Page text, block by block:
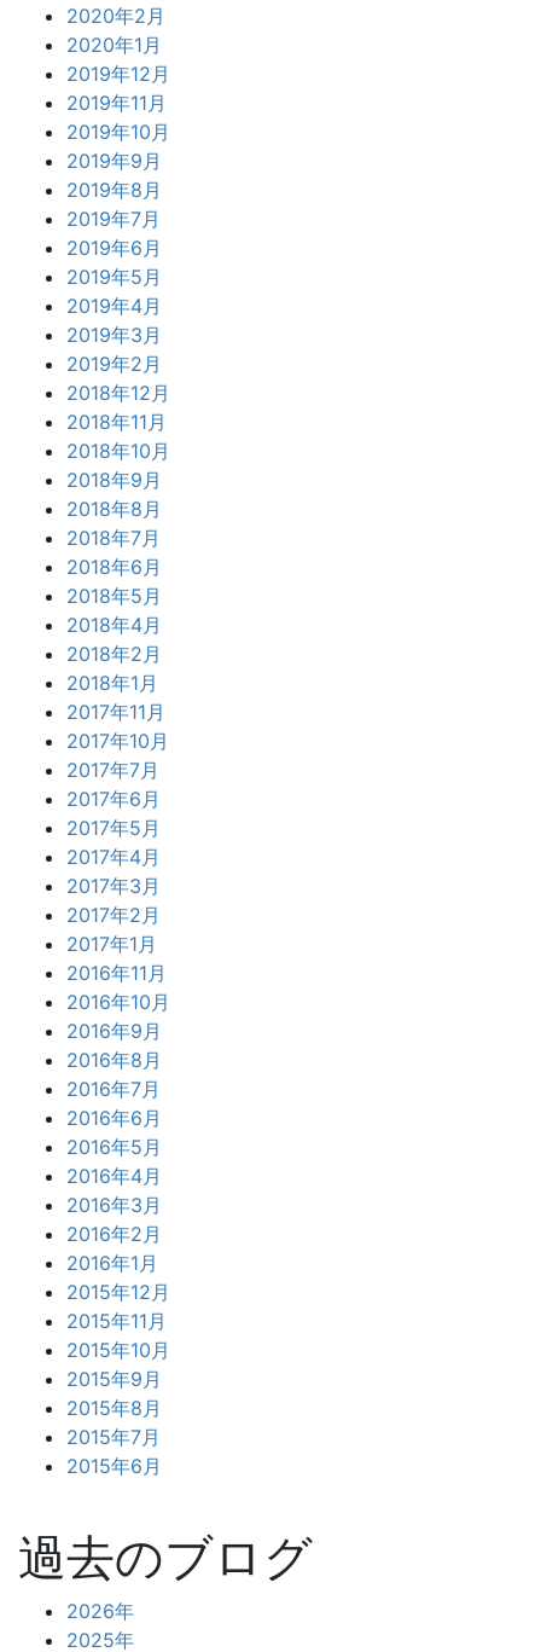
2020年2月
2020年1月
2019年12月
2019年11月
2019年10月
2019年9月
2019年8月
2019年7月
2019年6月
2019年5月
2019年4月
2019年3月
2019年2月
2018年12月
2018年11月
2018年10月
2018年9月
2018年8月
2018年7月
2018年6月
2018年5月
2018年4月
2018年2月
2018年1月
2017年11月
2017年10月
2017年7月
2017年6月
2017年5月
2017年4月
2017年3月
2017年2月
2017年1月
2016年11月
2016年10月
2016年9月
2016年8月
2016年7月
2016年6月
2016年5月
2016年4月
2016年3月
2016年2月
2016年1月
2015年12月
2015年11月
2015年10月
2015年9月
2015年8月
2015年7月
2015年6月
過去のブログ
2026年
2025年